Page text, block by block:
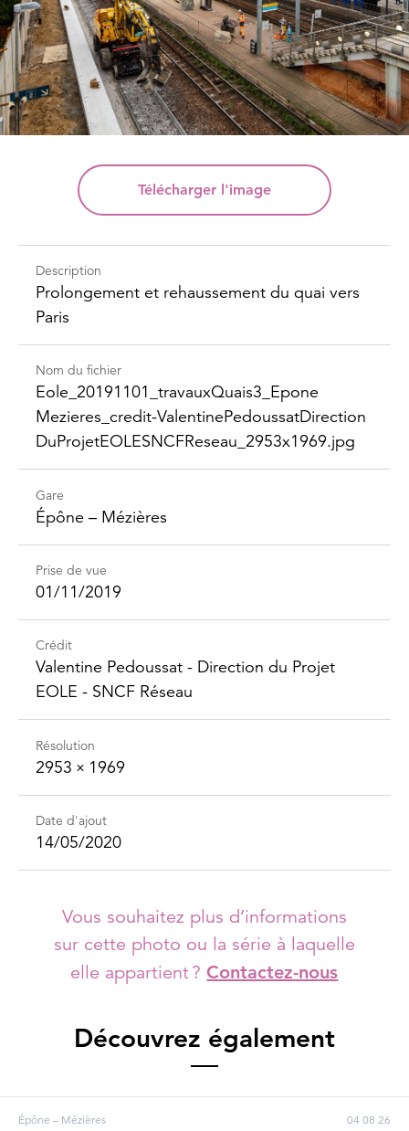
Télécharger l'image
Description
Prolongement et rehaussement du quai vers
Paris
Nom du fichier
Eole_​20191101_​travaux​Quais3_​Epone​
Mezieres_​credit-​Valentine​Pedoussat​Direction​
DuProjet​EOLESNCFReseau_​2953x1969.jpg
Gare
Épône – Mézières
Prise de vue
01/11/2019
Crédit
Valentine Pedoussat - Direction du Projet
EOLE - SNCF Réseau
Résolution
2953 × 1969
Date d'ajout
14/05/2020
Vous souhaitez plus d’informations
sur cette photo ou la série à laquelle
elle appartient ? Contactez-nous
Découvrez également
Épône – Mézières 04 08 26